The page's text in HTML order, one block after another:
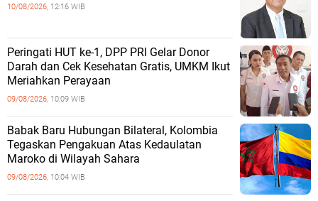
10/08/2026, 12:16 WIB
Peringati HUT ke-1, DPP PRI Gelar Donor
Darah dan Cek Kesehatan Gratis, UMKM Ikut
Meriahkan Perayaan
09/08/2026, 10:09 WIB
Babak Baru Hubungan Bilateral, Kolombia
Tegaskan Pengakuan Atas Kedaulatan
Maroko di Wilayah Sahara
09/08/2026, 10:04 WIB